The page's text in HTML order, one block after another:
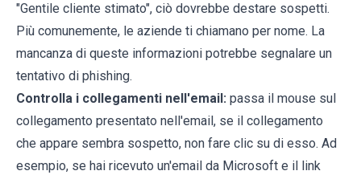
"Gentile cliente stimato", ciò dovrebbe destare sospetti.
Più comunemente, le aziende ti chiamano per nome. La
mancanza di queste informazioni potrebbe segnalare un
tentativo di phishing.
Controlla i collegamenti nell'email: passa il mouse sul
collegamento presentato nell'email, se il collegamento
che appare sembra sospetto, non fare clic su di esso. Ad
esempio, se hai ricevuto un'email da Microsoft e il link